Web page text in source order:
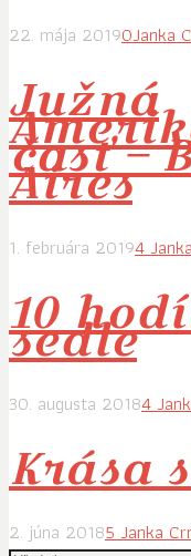
22. mája 20190Janka
Južná
časť –
Aires
1. februára 20194
10
sedle
30. augusta 20184
Krása
2. júna 20185Janka